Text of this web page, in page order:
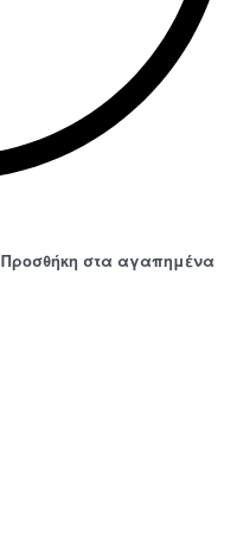
Προσθήκη στα αγαπημένα